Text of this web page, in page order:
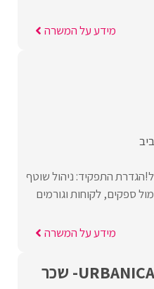
מידע על המשרה
התפקיד: ניהול שוטף
ספקים, לקוחות וגורמים
מידע על המשרה
סגני\ית מנהל URBANICA- שכר